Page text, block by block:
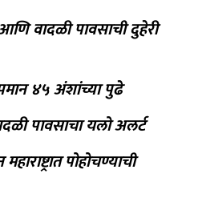
वादळी पावसाची दुहेरी
४५ अंशांच्या पुढे
पावसाचा यलो अलर्ट
पोहोचण्याची